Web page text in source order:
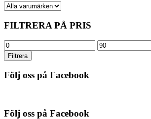
FILTRERA PÅ PRIS
Min
pris
Max
pris
Filtrera
Följ oss på Facebook
Följ oss på Facebook